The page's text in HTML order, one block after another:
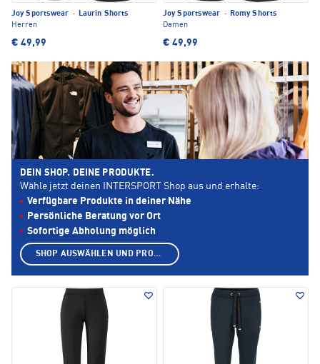
Joy Sportswear ·
Laurin Shorts
Herren
€ 49,99
Joy Sportswear ·
Romy Shorts
Damen
€ 49,99
DEIN SHOP. DEINE PRODUKTE.
Wähle jetzt deinen INTERSPORT Shop aus und erhalte:
Verfügbare Produkte in deiner Nähe
Persönliche Beratung vor Ort
Sofortige Abholung möglich
SHOP AUSWÄHLEN UND PRODUKTE ANZEIGEN